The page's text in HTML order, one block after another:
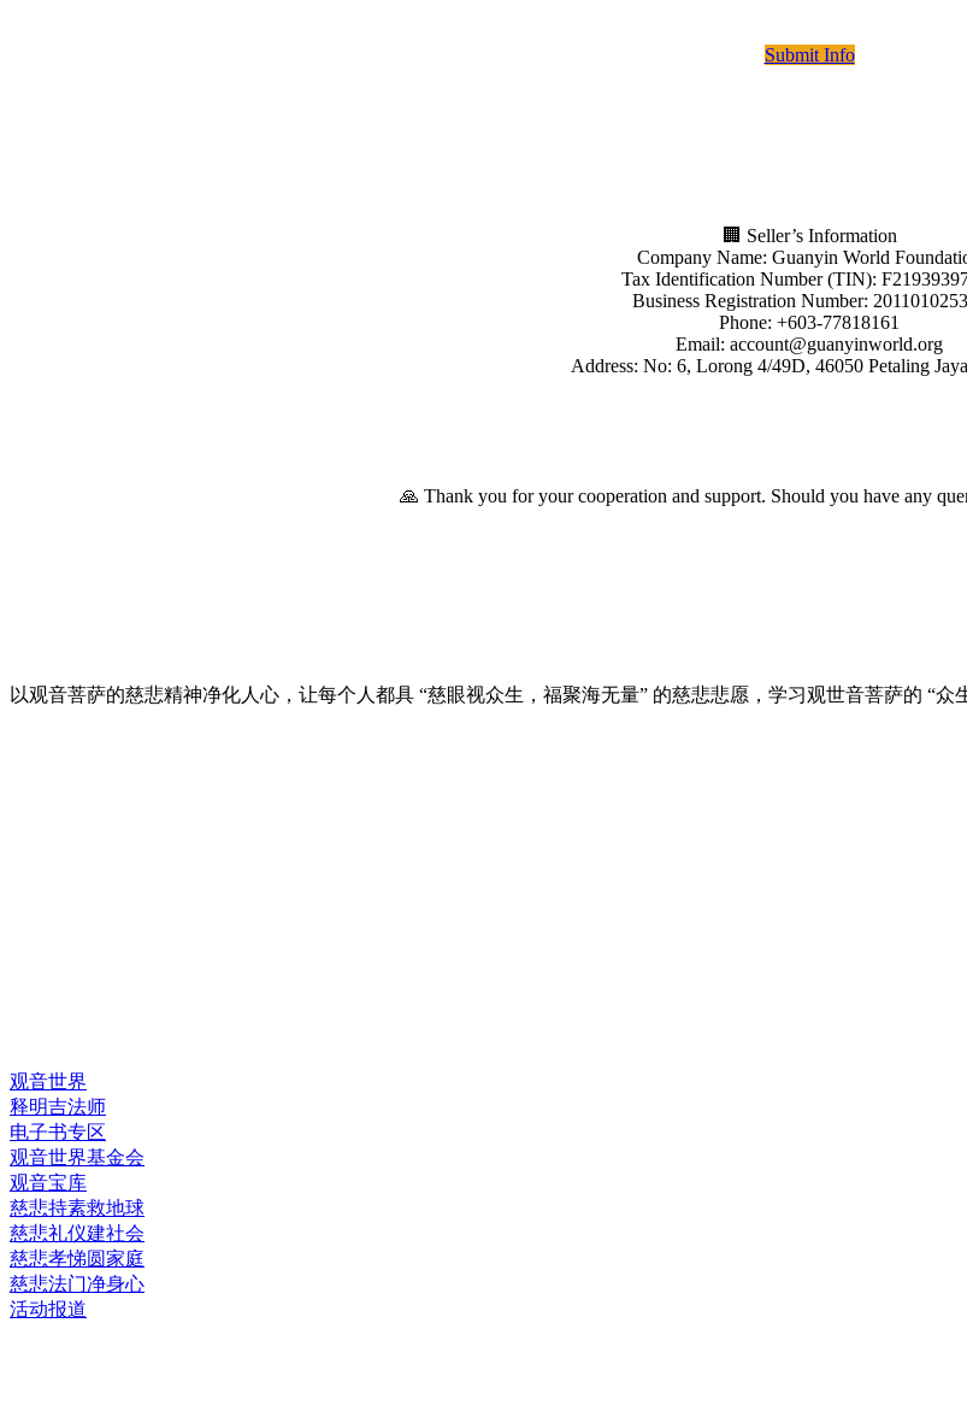
Submit Info
🏢 Seller’s Information
Company Name: Guanyin World
Tax Identification Number (TIN):
Business Registration Number:
Phone: +603-77818161
Email: account@guanyinworld.org
Address: No: 6, Lorong 4/49D, 46050 Petaling
🙏 Thank you for your cooperation and support. Should you have any
以观音菩萨的慈悲精神净化人心，让每个人都具 “慈眼视众生，福聚海无量” 的慈悲悲愿，学习观世音菩萨的 “
观音世界
释明吉法师
电子书专区
观音世界基金会
观音宝库
慈悲持素救地球
慈悲礼仪建社会
慈悲孝悌圆家庭
慈悲法门净身心
活动报道